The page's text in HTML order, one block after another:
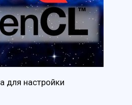
для настройки